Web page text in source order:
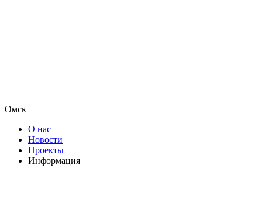
Омск
О нас
Новости
Проекты
Информация